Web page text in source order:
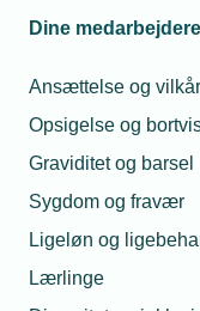
Dine medarbejdere
Ansættelse og vilkår
Opsigelse og
Graviditet og barsel
Sygdom og fravær
Ligeløn og
Lærlinge
opgaver?
Spørgeboks
Spørgsmål besvaret
Uddannelseschef